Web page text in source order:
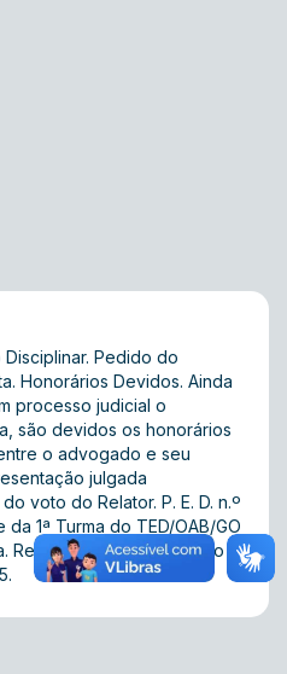
Pedido do
Honorários Devidos. Ainda
processo judicial o
são devidos os honorários
o advogado e seu
julgada
voto do Relator. P. E. D. n.º
1ª Turma do TED/OAB/GO
Relator – Juiz José Evaldo